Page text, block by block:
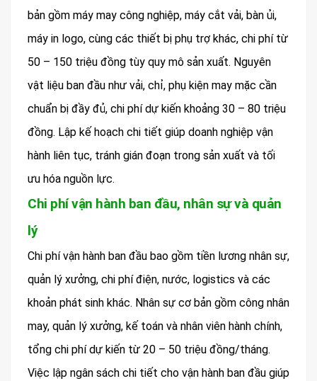
bản gồm máy may công nghiệp, máy cắt vải, bàn ủi,
máy in logo, cùng các thiết bị phụ trợ khác, chi phí từ
50 – 150 triệu đồng tùy quy mô sản xuất. Nguyên
vật liệu ban đầu như vải, chỉ, phụ kiện may mặc cần
chuẩn bị đầy đủ, chi phí dự kiến khoảng 30 – 80 triệu
đồng. Lập kế hoạch chi tiết giúp doanh nghiệp vận
hành liên tục, tránh gián đoạn trong sản xuất và tối
ưu hóa nguồn lực.
Chi phí vận hành ban đầu, nhân sự và quản
lý
Chi phí vận hành ban đầu bao gồm tiền lương nhân sự,
quản lý xưởng, chi phí điện, nước, logistics và các
khoản phát sinh khác. Nhân sự cơ bản gồm công nhân
may, quản lý xưởng, kế toán và nhân viên hành chính,
tổng chi phí dự kiến từ 20 – 50 triệu đồng/tháng.
Việc lập ngân sách chi tiết cho vận hành ban đầu giúp